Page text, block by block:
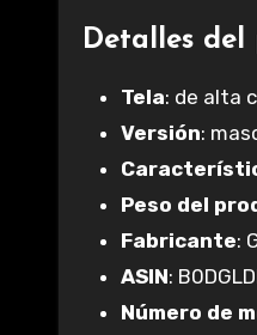
Detalles del
Tela: de alta
Versión:
Peso del
Fabricante:
ASIN:
Número de